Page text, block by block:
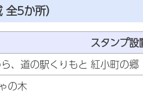
5か所）
スタンプ設
、道の駅くりもと 紅小町の郷
の木